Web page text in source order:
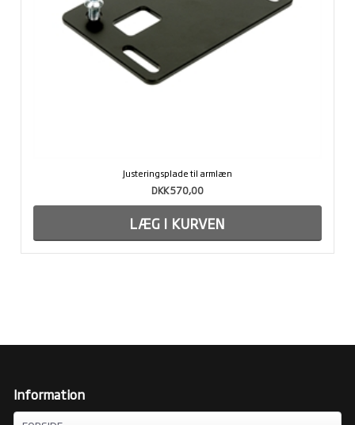
Justeringsplade til armlæn
DKK 570,00
Information